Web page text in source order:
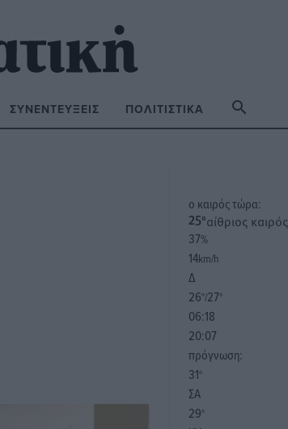
ΣΥΝΕΝΤΕΎΞΕΙΣ ΠΟΛΙΤΙΣΤΙΚΆ
o καιρός τώρα:
25°αίθριος καιρός
37%
14km/h
Δ
26°/27°
06:18
20:07
πρόγνωση:
31°
ΣΑ
29°